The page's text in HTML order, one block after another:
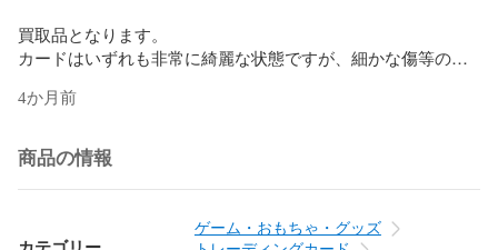
買取品となります。
カードはいずれも非常に綺麗な状態ですが、細かな傷等の見
ご理解の上でプレイ用としてのご購入をお願いいたします。
すり替え防止の為、返品交換はお受けできませんので予めご
了承ください。
4か月前
商品の情報
ゲーム・おもちゃ・グッズ